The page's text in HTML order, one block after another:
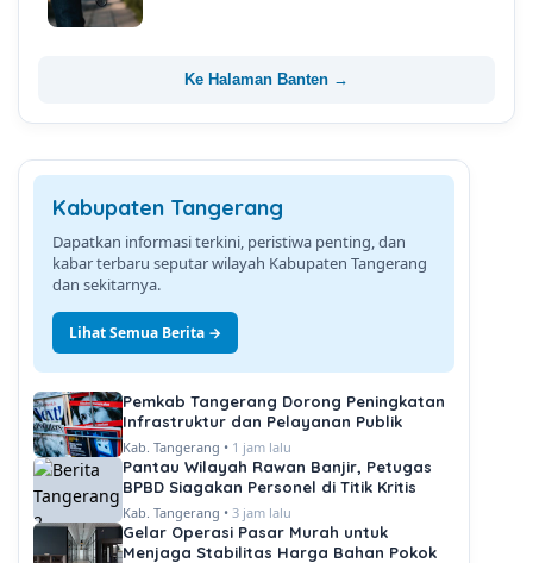
Ke Halaman Banten →
Kabupaten Tangerang
Dapatkan informasi terkini, peristiwa penting, dan
kabar terbaru seputar wilayah Kabupaten Tangerang
dan sekitarnya.
Lihat Semua Berita →
Pemkab Tangerang Dorong Peningkatan
Infrastruktur dan Pelayanan Publik
Kab. Tangerang • 1 jam lalu
Pantau Wilayah Rawan Banjir, Petugas
BPBD Siagakan Personel di Titik Kritis
Kab. Tangerang • 3 jam lalu
Gelar Operasi Pasar Murah untuk
Menjaga Stabilitas Harga Bahan Pokok